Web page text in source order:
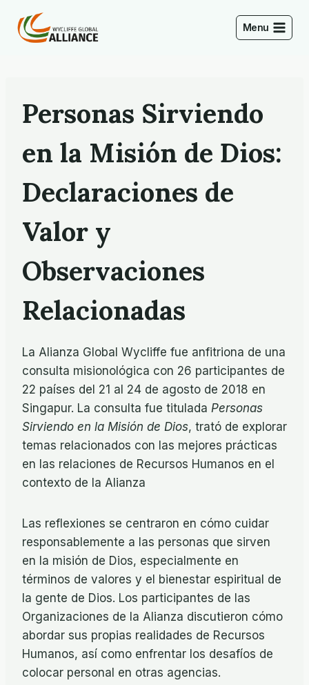
Contenido
Menu
Personas Sirviendo
en la Misión de Dios:
Declaraciones de
Valor y
Observaciones
Relacionadas
La Alianza Global Wycliffe fue anfitriona de una
consulta misionológica con 26 participantes de
22 países del 21 al 24 de agosto de 2018 en
Singapur. La consulta fue titulada Personas
Sirviendo en la Misión de Dios, trató de explorar
temas relacionados con las mejores prácticas
en las relaciones de Recursos Humanos en el
contexto de la Alianza
Las reflexiones se centraron en cómo cuidar
responsablemente a las personas que sirven
en la misión de Dios, especialmente en
términos de valores y el bienestar espiritual de
la gente de Dios. Los participantes de las
Organizaciones de la Alianza discutieron cómo
abordar sus propias realidades de Recursos
Humanos, así como enfrentar los desafíos de
colocar personal en otras agencias.